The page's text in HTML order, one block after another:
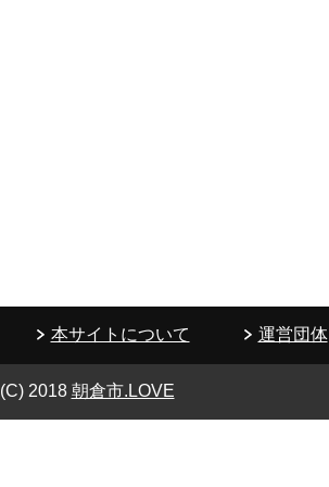
本サイトについて 運営団体
(C) 2018 朝倉市.LOVE